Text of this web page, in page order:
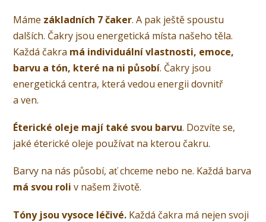
Máme základních 7 čaker. A pak ještě spoustu
dalších. Čakry jsou energetická místa našeho těla.
Každá čakra má individuální vlastnosti, emoce,
barvu a tón, které na ni působí. Čakry jsou
energetická centra, která vedou energii dovnitř
a ven.
Éterické oleje mají také svou barvu. Dozvíte se,
jaké éterické oleje používat na kterou čakru.
Barvy na nás působí, ať chceme nebo ne. Každá barva
má svou roli v našem životě.
Tóny jsou vysoce léčivé. Každá čakra má nejen svoji